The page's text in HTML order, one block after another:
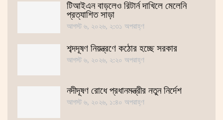
টিআইএন বাড়লেও রিটার্ন দাখিলে মেলেনি
প্রত্যাশিত সাড়া
আগস্ট ৬, ২০২৬, ২:৩১ অপরাহ্ণ
শব্দদূষণ নিয়ন্ত্রণে কঠোর হচ্ছে সরকার
আগস্ট ৬, ২০২৬, ২:২০ অপরাহ্ণ
নদীদূষণ রোধে প্রধানমন্ত্রীর নতুন নির্দেশ
আগস্ট ৬, ২০২৬, ১:৪০ অপরাহ্ণ